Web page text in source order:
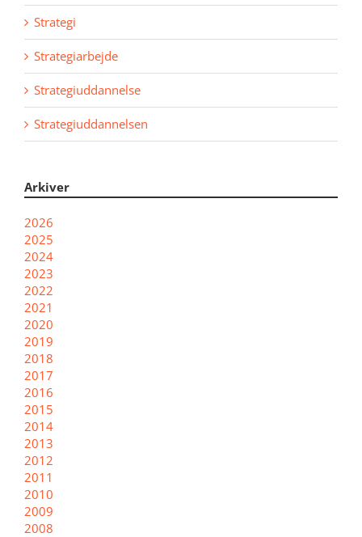
Strategi
Strategiarbejde
Strategiuddannelse
Strategiuddannelsen
Arkiver
2026
2025
2024
2023
2022
2021
2020
2019
2018
2017
2016
2015
2014
2013
2012
2011
2010
2009
2008